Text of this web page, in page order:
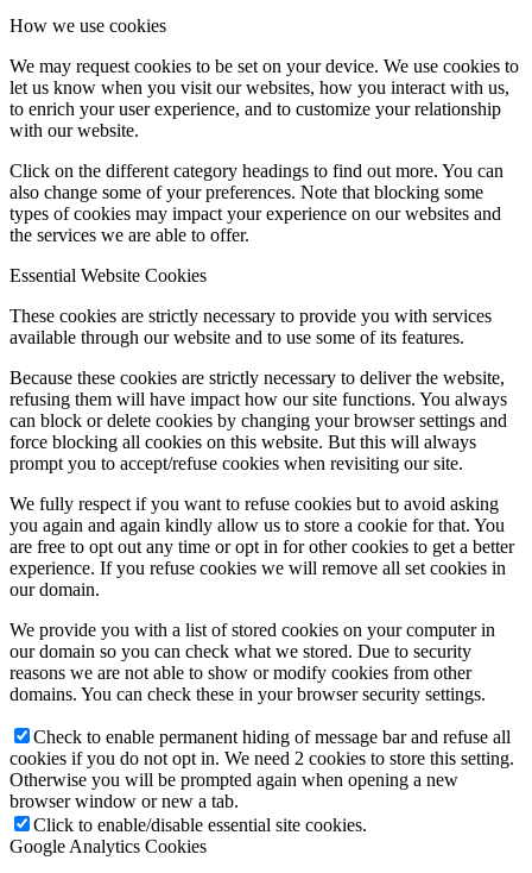
How we use cookies
We may request cookies to be set on your device. We use cookies to
let us know when you visit our websites, how you interact with us,
to enrich your user experience, and to customize your relationship
with our website.
Click on the different category headings to find out more. You can
also change some of your preferences. Note that blocking some
types of cookies may impact your experience on our websites and
the services we are able to offer.
Essential Website Cookies
These cookies are strictly necessary to provide you with services
available through our website and to use some of its features.
Because these cookies are strictly necessary to deliver the website,
refusing them will have impact how our site functions. You always
can block or delete cookies by changing your browser settings and
force blocking all cookies on this website. But this will always
prompt you to accept/refuse cookies when revisiting our site.
We fully respect if you want to refuse cookies but to avoid asking
you again and again kindly allow us to store a cookie for that. You
are free to opt out any time or opt in for other cookies to get a better
experience. If you refuse cookies we will remove all set cookies in
our domain.
We provide you with a list of stored cookies on your computer in
our domain so you can check what we stored. Due to security
reasons we are not able to show or modify cookies from other
domains. You can check these in your browser security settings.
Check to enable permanent hiding of message bar and refuse all
cookies if you do not opt in. We need 2 cookies to store this setting.
Otherwise you will be prompted again when opening a new
browser window or new a tab.
Click to enable/disable essential site cookies.
Google Analytics Cookies